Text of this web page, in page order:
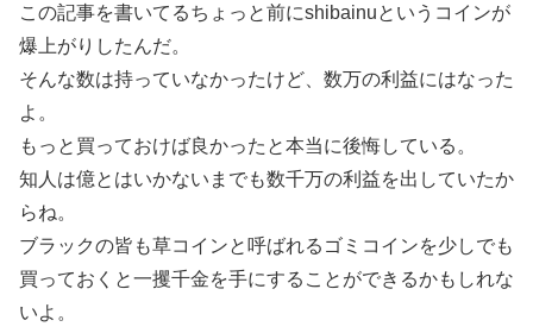
この記事を書いてるちょっと前にshibainuというコインが
爆上がりしたんだ。
そんな数は持っていなかったけど、数万の利益にはなった
よ。
もっと買っておけば良かったと本当に後悔している。
知人は億とはいかないまでも数千万の利益を出していたか
らね。
ブラックの皆も草コインと呼ばれるゴミコインを少しでも
買っておくと一攫千金を手にすることができるかもしれな
いよ。